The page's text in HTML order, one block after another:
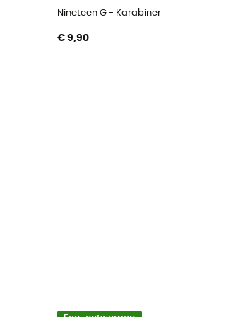
Nineteen G - Karabiner
€ 9,90